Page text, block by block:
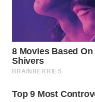
LESUNG
KARO
WN